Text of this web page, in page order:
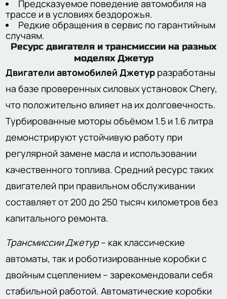
Предсказуемое поведение автомобиля на
трассе и в условиях бездорожья.
Редкие обращения в сервис по гарантийным
случаям.
Ресурс двигателя и трансмиссии на разных
моделях Джетур
Двигатели автомобилей Джетур разработаны
на базе проверенных силовых установок Chery,
что положительно влияет на их долговечность.
Турбированные моторы объёмом 1.5 и 1.6 литра
демонстрируют устойчивую работу при
регулярной замене масла и использовании
качественного топлива. Средний ресурс таких
двигателей при правильном обслуживании
составляет от 200 до 250 тысяч километров без
капитального ремонта.
Трансмиссии Джетур– как классические
автоматы, так и роботизированные коробки с
двойным сцеплением – зарекомендовали себя
стабильной работой. Автоматические коробки